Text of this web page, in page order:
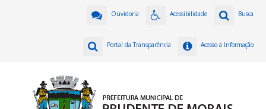
Busca
Acessibilidade
Ouvidoria
Acesso à Informação
Portal da Transparência